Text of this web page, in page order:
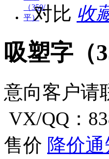
对比 收
吸塑字（
意向客户请
VX/QQ：
售价 降价通